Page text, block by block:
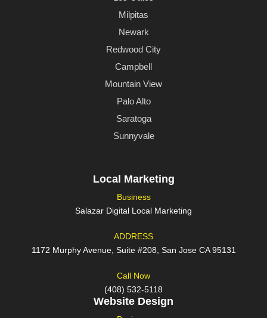
Milpitas
Newark
Redwood City
Campbell
Mountain View
Palo Alto
Saratoga
Sunnyvale
Local Marketing
Business
Salazar Digital Local Marketing
ADDRESS
1172 Murphy Avenue, Suite #208, San Jose CA 95131
Call Now
(408) 532-5118
Website Design